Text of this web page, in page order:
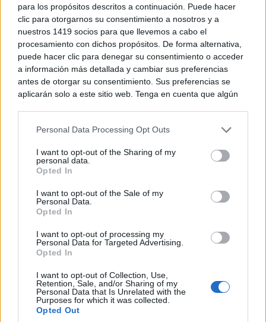
para los propósitos descritos a continuación. Puede hacer
clic para otorgarnos su consentimiento a nosotros y a
nuestros 1419 socios para que llevemos a cabo el
procesamiento con dichos propósitos. De forma alternativa,
puede hacer clic para denegar su consentimiento o acceder
a información más detallada y cambiar sus preferencias
antes de otorgar su consentimiento. Sus preferencias se
aplicarán solo a este sitio web. Tenga en cuenta que algún
rechazar tal procesamiento. Puede cambiar sus preferencias
a este sitio y haciendo clic en el botón "Privacidad" en la
parte inferior de la página web.
Please note that this website/app uses one or more Google
services and may gather and store information including but
not limited to your visit or usage behaviour. You may click to
use your data for below specified purposes in below Google
consent section.
Personal Data Processing Opt Outs
I want to opt-out of the Sharing of my
personal data.
Opted In
I want to opt-out of the Sale of my
Personal Data.
Opted In
I want to opt-out of processing my
Personal Data for Targeted Advertising.
Opted In
I want to opt-out of Collection, Use,
Retention, Sale, and/or Sharing of my
Personal Data that Is Unrelated with the
Purposes for which it was collected.
Opted Out
útil es lo importante, y no todo lo moderno es lo
mejor. El conocimiento tiene un valor en sí mismo,
no solo como medio para obtener un empleo, sino
como base para vivir con dignidad, para participar en
la vida común, para construir una identidad ética y
solidaria.
crecimiento y transformación, y eso es una buena
manos del mercado. En los últimos años se han
intensificado los procesos de privatización
encubierta, con un notable impulso a centros
concertados y privados, mientras la FP pública queda
a menudo en segundo plano. Esto no es inevitable.
Castilla-La Mancha puede y debe liderar una apuesta
clara por una FP pública, moderna, bien dotada y